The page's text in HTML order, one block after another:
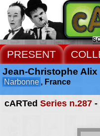
PRESENT
cARTed Series n.287-
Jean-Christophe Alix
Narbonne , France